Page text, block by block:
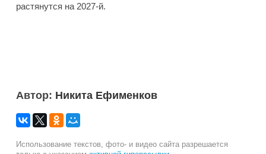
растянутся на 2027-й.
Автор: Никита Ефименков
Использование текстов, фото- и видео сайта разрешается